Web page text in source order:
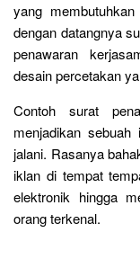
yang
dengan datangnya
penawaran
desain percetakan
Contoh surat
menjadikan
jalani. Rasanya
iklan di tempat
elektronik hingga
orang terkenal.